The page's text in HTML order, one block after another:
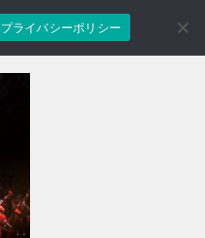
プライバシーポリシー